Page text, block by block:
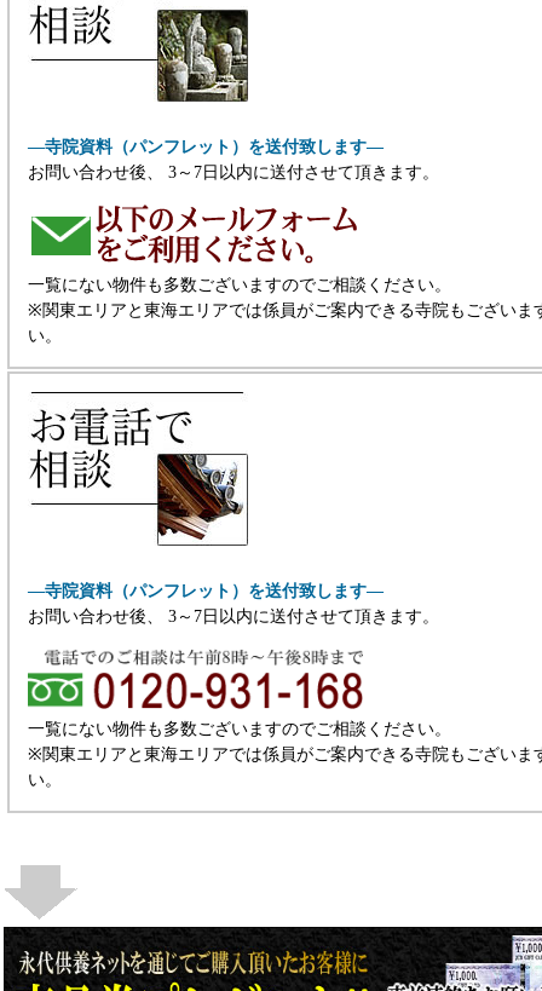
―寺院資料（パンフレット）を送付致します―
お問い合わせ後、 3～7日以内に送付させて頂きます。
一覧にない物件も多数ございますのでご相談ください。
※関東エリアと東海エリアでは係員がご案内できる寺院もございま
い。
―寺院資料（パンフレット）を送付致します―
お問い合わせ後、 3～7日以内に送付させて頂きます。
一覧にない物件も多数ございますのでご相談ください。
※関東エリアと東海エリアでは係員がご案内できる寺院もございま
い。